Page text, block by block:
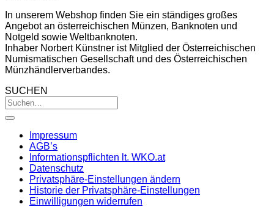
In unserem Webshop finden Sie ein ständiges großes
Angebot an österreichischen Münzen, Banknoten und
Notgeld sowie Weltbanknoten.
Inhaber Norbert Künstner ist Mitglied der Österreichischen
Numismatischen Gesellschaft und des Österreichischen
Münzhändlerverbandes.
SUCHEN
Impressum
AGB’s
Informationspflichten lt. WKO.at
Datenschutz
Privatsphäre-Einstellungen ändern
Historie der Privatsphäre-Einstellungen
Einwilligungen widerrufen